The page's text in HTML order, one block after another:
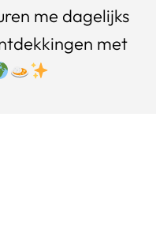
me dagelijks
met